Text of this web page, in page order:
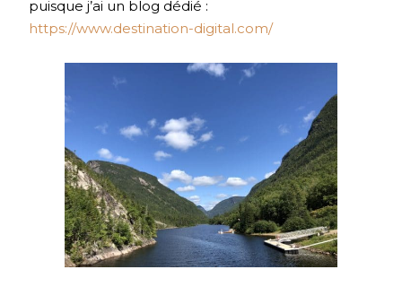
puisque j’ai un blog dédié :
https://www.destination-digital.com/